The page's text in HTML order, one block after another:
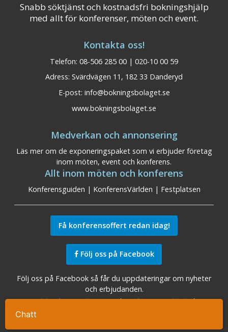
Ta kontakt
Snabb söktjänst och kostnadsfri bokningshjälp
med allt för konferenser, möten och event.
Kontakta oss!
Telefon: 08-506 285 00 | 020-10 00 59
Adress: Svärdvägen 11, 182 33 Danderyd
E-post: info@bokningsbolaget.se
www.bokningsbolaget.se
Medverkan och annonsering
Läs mer om de exponeringspaket som vi erbjuder företag
inom möten, event och konferens.
Allt inom möten och konferens
Konferensguiden | KonferensVärlden | Festplatsen
Få konferensoffert redan idag!
Följ oss på Facebook
Följ oss på Facebook så får du uppdateringar om nyheter
och erbjudanden.
Sök konferensanläggningar|Konferens Stockholm|
Konferens Arlanda
Chatt